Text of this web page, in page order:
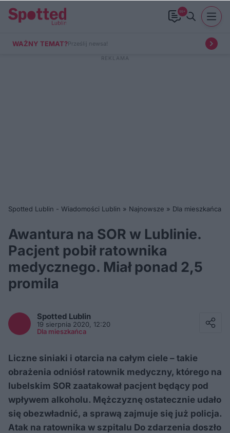
99+
WAŻNY TEMAT?Prześlij newsa!
Spotted Lublin - Wiadomości Lublin » Najnowsze » Dla mieszkańca
Awantura na SOR w Lublinie.
Pacjent pobił ratownika
medycznego. Miał ponad 2,5
promila
Spotted Lublin
19 sierpnia 2020, 12:20
Dla mieszkańca
Liczne siniaki i otarcia na całym ciele – takie
obrażenia odniósł ratownik medyczny, którego na
lubelskim SOR zaatakował pacjent będący pod
wpływem alkoholu. Mężczyznę ostatecznie udało
się obezwładnić, a sprawą zajmuje się już policja.
Atak na ratownika w szpitalu Do zdarzenia doszło